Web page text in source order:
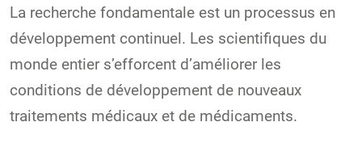
La recherche fondamentale est un processus en
développement continuel. Les scientifiques du
monde entier s’efforcent d’améliorer les
conditions de développement de nouveaux
traitements médicaux et de médicaments.